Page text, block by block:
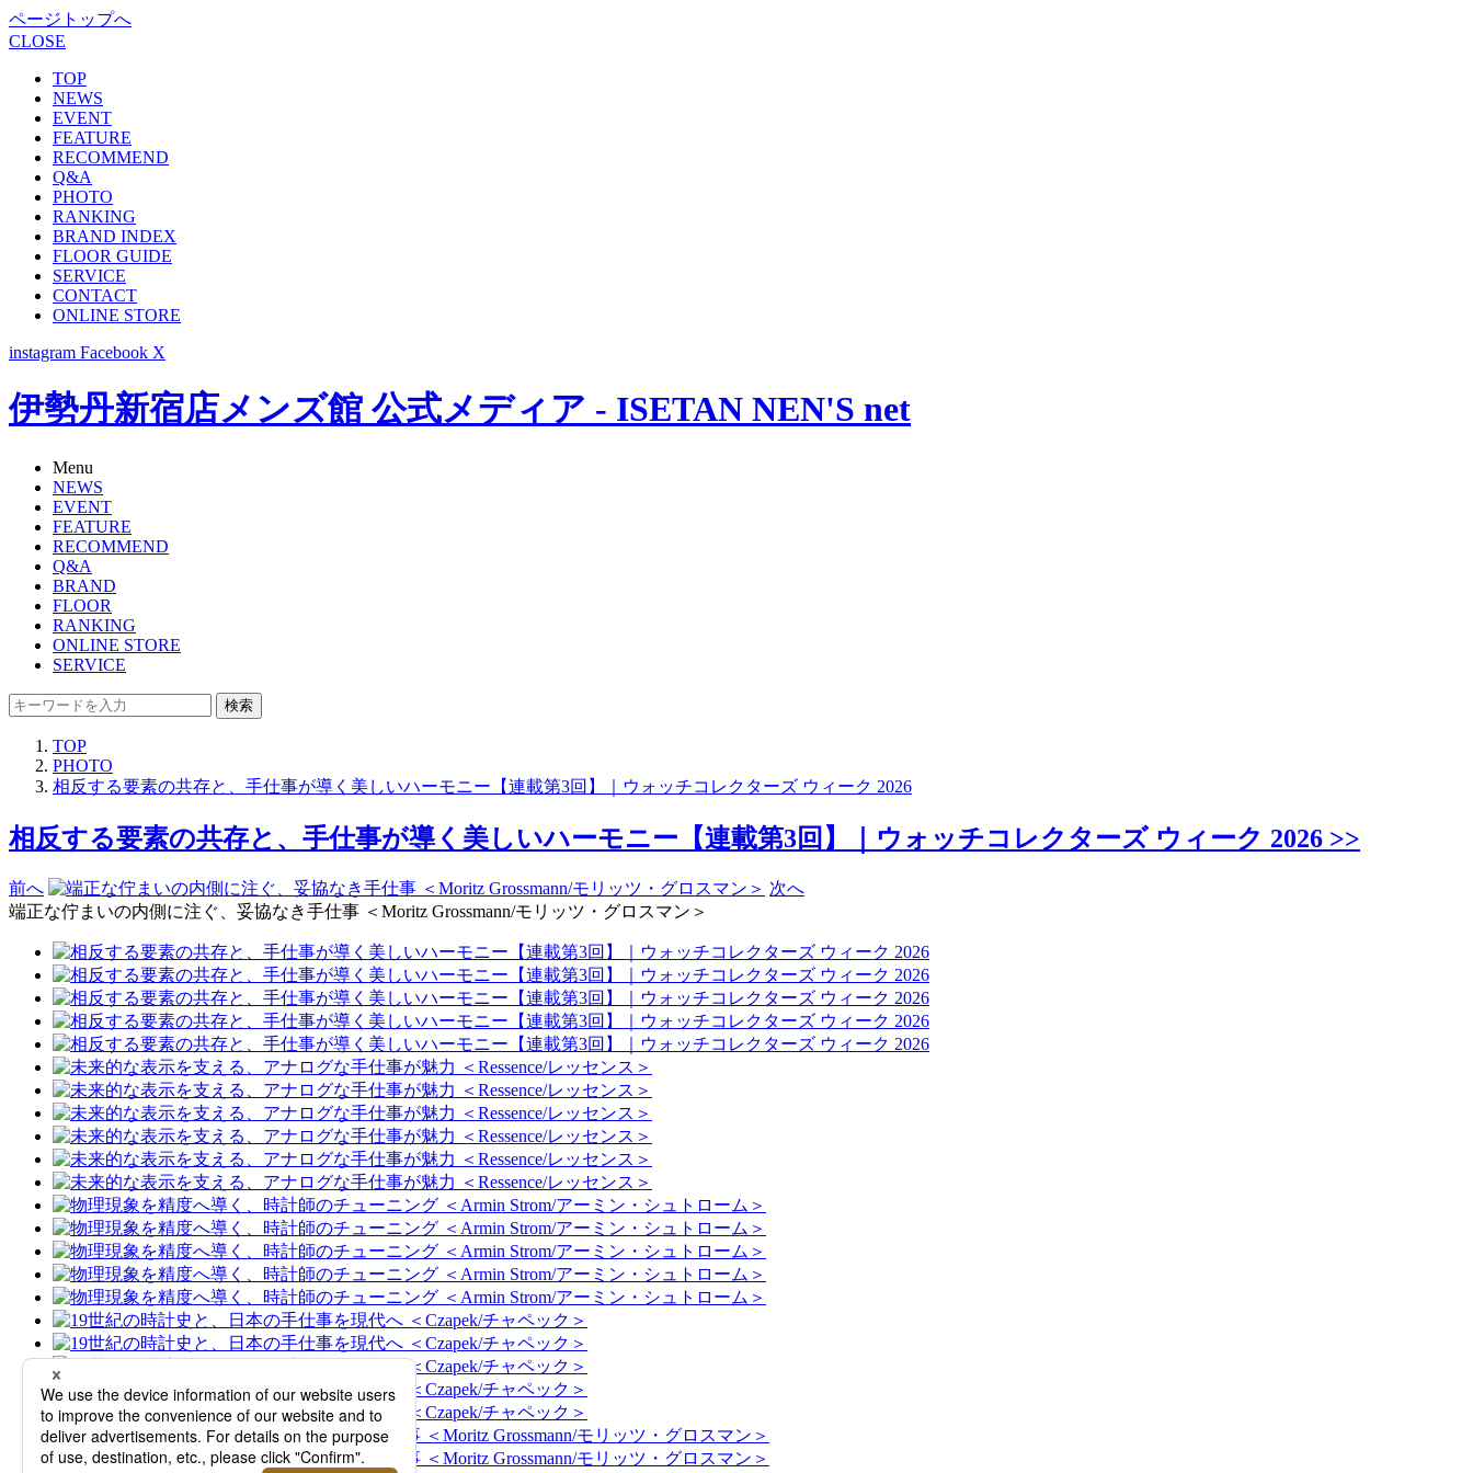
ページトップへ
CLOSE
TOP
NEWS
EVENT
FEATURE
RECOMMEND
Q&A
PHOTO
RANKING
BRAND INDEX
FLOOR GUIDE
SERVICE
CONTACT
ONLINE STORE
instagram Facebook X
伊勢丹新宿店メンズ館 公式メディア - ISETAN NEN'S net
Menu
NEWS
EVENT
FEATURE
RECOMMEND
Q&A
BRAND
FLOOR
RANKING
ONLINE STORE
SERVICE
検索
TOP
PHOTO
相反する要素の共存と、手仕事が導く美しいハーモニー【連載第3回】｜ウォッチコレクターズ ウィーク 2026
相反する要素の共存と、手仕事が導く美しいハーモニー【連載第3回】｜ウォッチコレクターズ ウィーク 2026 >>
前へ
次へ
端正な佇まいの内側に注ぐ、妥協なき手仕事 ＜Moritz Grossmann/モリッツ・グロスマン＞